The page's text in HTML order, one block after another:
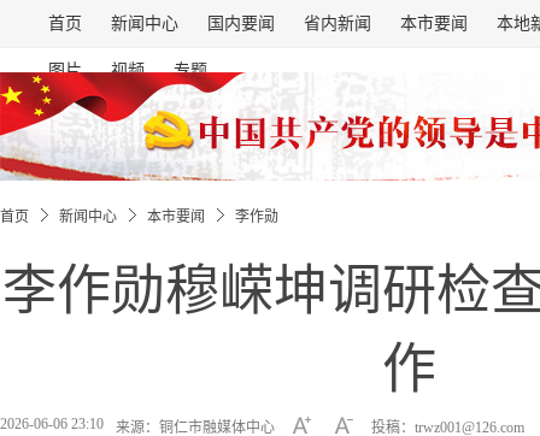
首页 新闻中心 国内要闻 省内新闻 本市要闻 本地
图片 视频 专题
首页 新闻中心 本市要闻 李作勋
李作勋穆嵘坤调研检
作
2026-06-06 23:10 来源：铜仁市融媒体中心 投稿：trwz001@126.com